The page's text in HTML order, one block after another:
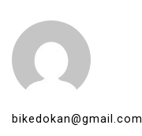
bikedokan@gmail.com